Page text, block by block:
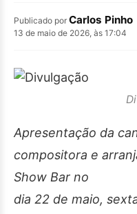
Publicado por Carlos Pinho
13 de maio de 2026, às 17:04
Apresentação da
compositora e
Show Bar no
dia 22 de maio,